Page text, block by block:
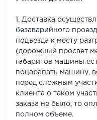
1. Доставка
безаварийного
подъезда к месту
(дорожный просвет
габаритов машины
поцарапать машину,
перед сложным
клиента о таком
заказа не было, то
полном объеме.